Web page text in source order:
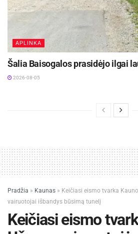
APLINKA
Šalia Baisogalos prasidėjo ilgai
2026-08-05
Pradžia » Kaunas » Keičiasi eismo tvarka
vairuotojai išbandys būsimą tunelį
Keičiasi eismo